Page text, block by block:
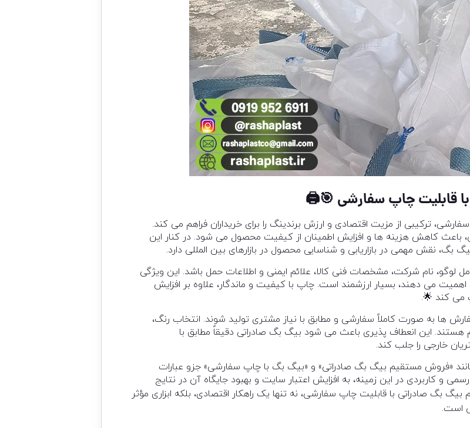
قابلیت چاپ سفارشی 🎯🖨
ترکیبی از مزیت اقتصادی و ارزش برندینگ را برای خریداران فراهم می کند.
باعث کاهش هزینه ها و افزایش اطمینان از کیفیت محصول می شود. در کنار این
نقش مهمی در بازاریابی و شناسایی محصول در بازارهای بین المللی دارد.
نام شرکت، مشخصات فنی کالا، علائم ایمنی و اطلاعات حمل باشد. این ویژگی
می دهند، بسیار ارزشمند است. چاپ با کیفیت و ماندگار، علاوه بر افزایش
می کند 🌟.
ها به صورت کاملاً سفارشی و مطابق با نیاز مشتری تولید شوند. انتخاب رنگ،
هستند. این انعطاف پذیری باعث می شود بیگ بگ صادراتی دقیقاً مطابق با
خارجی را جلب کند.
مانند «فروش مستقیم بیگ بگ صادراتی» و «بیگ بگ با چاپ سفارشی» جزو عبارات
و کاربردی در این زمینه، به افزایش اعتبار سایت و بهبود جایگاه آن در نتایج
صادراتی با قابلیت چاپ سفارشی، نه تنها یک راهکار اقتصادی، بلکه ابزاری مؤثر
است.